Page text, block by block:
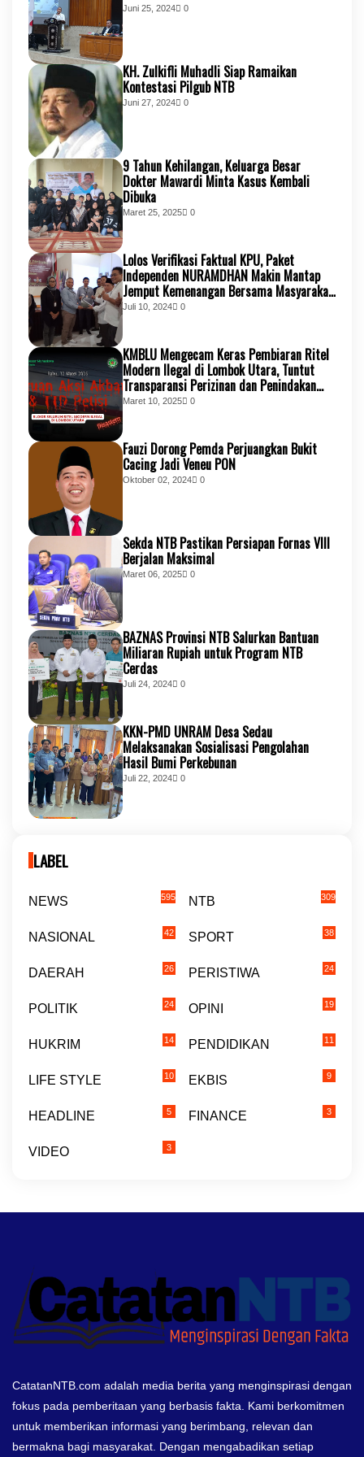
Juni 25, 2024 0
KH. Zulkifli Muhadli Siap Ramaikan
Kontestasi Pilgub NTB
Juni 27, 2024 0
9 Tahun Kehilangan, Keluarga Besar
Dokter Mawardi Minta Kasus Kembali
Dibuka
Maret 25, 2025 0
Lolos Verifikasi Faktual KPU, Paket
Independen NURAMDHAN Makin Mantap
Jemput Kemenangan Bersama Masyarakat
KSB
Juli 10, 2024 0
KMBLU Mengecam Keras Pembiaran Ritel
Modern Ilegal di Lombok Utara, Tuntut
Transparansi Perizinan dan Penindakan
Tegas
Maret 10, 2025 0
Fauzi Dorong Pemda Perjuangkan Bukit
Cacing Jadi Veneu PON
Oktober 02, 2024 0
Sekda NTB Pastikan Persiapan Fornas VIII
Berjalan Maksimal
Maret 06, 2025 0
BAZNAS Provinsi NTB Salurkan Bantuan
Miliaran Rupiah untuk Program NTB
Cerdas
Juli 24, 2024 0
KKN-PMD UNRAM Desa Sedau
Melaksanakan Sosialisasi Pengolahan
Hasil Bumi Perkebunan
Juli 22, 2024 0
LABEL
NEWS 595 NTB 309
NASIONAL 42 SPORT 38
DAERAH 26 PERISTIWA 24
POLITIK 24 OPINI 19
HUKRIM 14 PENDIDIKAN 11
LIFE STYLE 10 EKBIS 9
HEADLINE 5 FINANCE 3
VIDEO 3
CatatanNTB.com adalah media berita yang menginspirasi dengan
fokus pada pemberitaan yang berbasis fakta. Kami berkomitmen
untuk memberikan informasi yang berimbang, relevan dan
bermakna bagi masyarakat. Dengan mengabadikan setiap